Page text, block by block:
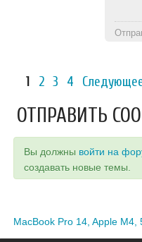
1 2 3 4
ОТПРАВИТЬ
Вы должны войти на
создавать новые темы.
MacBook Pro 14, Apple M4,